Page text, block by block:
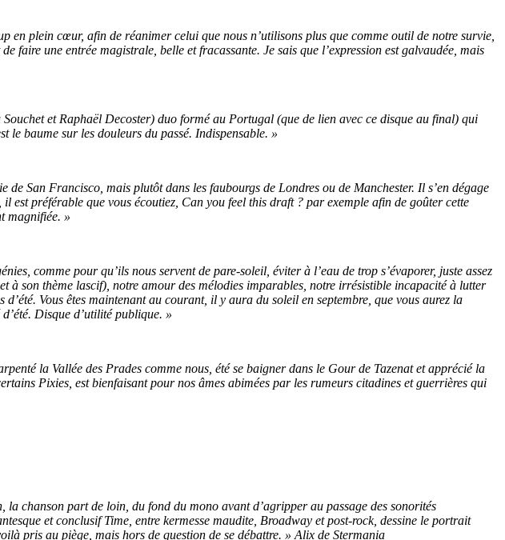
plein cœur, afin de réanimer celui que nous n’utilisons plus que comme outil de notre survie,
une entrée magistrale, belle et fracassante. Je sais que l’expression est galvaudée, mais
et Raphaël Decoster) duo formé au Portugal (que de lien avec ce disque au final) qui
le baume sur les douleurs du passé. Indispensable. »
San Francisco, mais plutôt dans les faubourgs de Londres ou de Manchester. Il s’en dégage
est préférable que vous écoutiez, Can you feel this draft ? par exemple afin de goûter cette
magnifiée. »
comme pour qu’ils nous servent de pare-soleil, éviter à l’eau de trop s’évaporer, juste assez
son thème lascif), notre amour des mélodies imparables, notre irrésistible incapacité à lutter
Vous êtes maintenant au courant, il y aura du soleil en septembre, que vous aurez la
Disque d’utilité publique. »
la Vallée des Prades comme nous, été se baigner dans le Gour de Tazenat et apprécié la
Pixies, est bienfaisant pour nos âmes abimées par les rumeurs citadines et guerrières qui
chanson part de loin, du fond du mono avant d’agripper au passage des sonorités
et conclusif Time, entre kermesse maudite, Broadway et post-rock, dessine le portrait
pris au piège, mais hors de question de se débattre. » Alix de Stermania